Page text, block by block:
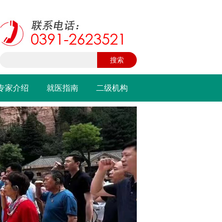
家介绍 就医指南 二级机构